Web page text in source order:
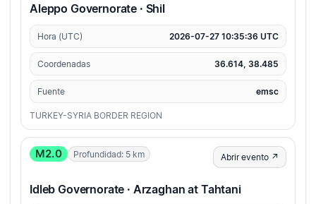
Aleppo Governorate · Shil
Hora (UTC) 2026-07-27 10:35:36 UTC
Coordenadas 36.614, 38.485
Fuente emsc
TURKEY-SYRIA BORDER REGION
M2.0 Profundidad: 5 km Abrir evento ↗
Idleb Governorate · Arzaghan at Tahtani